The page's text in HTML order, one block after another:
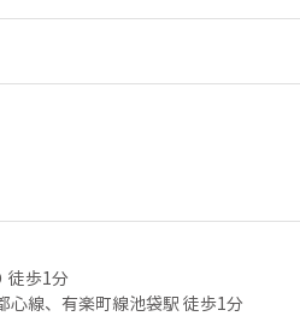
徒歩1分
心線、有楽町線池袋駅 徒歩1分